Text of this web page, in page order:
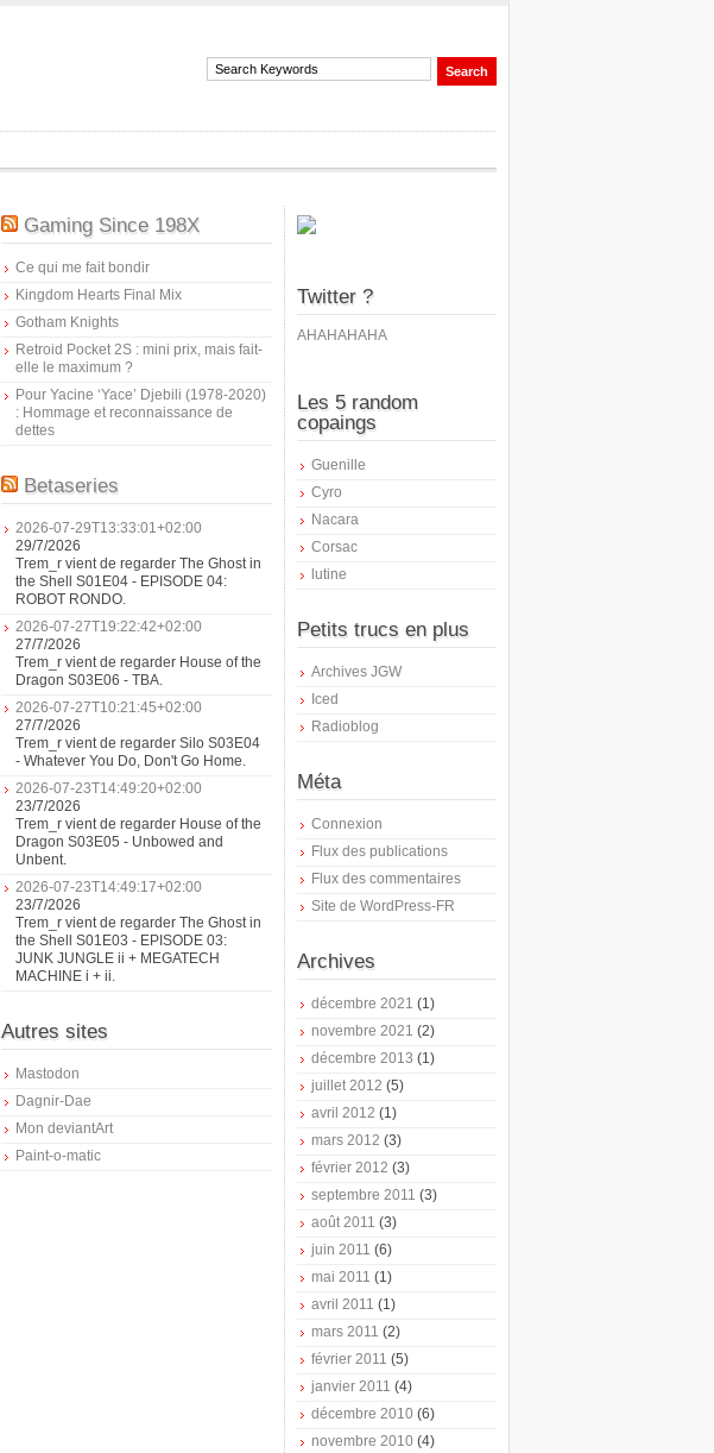
Gaming Since 198X
Ce qui me fait bondir
Kingdom Hearts Final Mix
Gotham Knights
Retroid Pocket 2S : mini prix, mais fait-
elle le maximum ?
Pour Yacine ‘Yace’ Djebili (1978-2020)
: Hommage et reconnaissance de
dettes
Betaseries
2026-07-29T13:33:01+02:00
29/7/2026
Trem_r vient de regarder The Ghost in
the Shell S01E04 - EPISODE 04:
ROBOT RONDO.
2026-07-27T19:22:42+02:00
27/7/2026
Trem_r vient de regarder House of the
Dragon S03E06 - TBA.
2026-07-27T10:21:45+02:00
27/7/2026
Trem_r vient de regarder Silo S03E04
- Whatever You Do, Don't Go Home.
2026-07-23T14:49:20+02:00
23/7/2026
Trem_r vient de regarder House of the
Dragon S03E05 - Unbowed and
Unbent.
2026-07-23T14:49:17+02:00
23/7/2026
Trem_r vient de regarder The Ghost in
the Shell S01E03 - EPISODE 03:
JUNK JUNGLE ii + MEGATECH
MACHINE i + ii.
Autres sites
Mastodon
Dagnir-Dae
Mon deviantArt
Paint-o-matic
Twitter ?
AHAHAHAHA
Les 5 random
copaings
Guenille
Cyro
Nacara
Corsac
lutine
Petits trucs en plus
Archives JGW
Iced
Radioblog
Méta
Connexion
Flux des publications
Flux des commentaires
Site de WordPress-FR
Archives
décembre 2021 (1)
novembre 2021 (2)
décembre 2013 (1)
juillet 2012 (5)
avril 2012 (1)
mars 2012 (3)
février 2012 (3)
septembre 2011 (3)
août 2011 (3)
juin 2011 (6)
mai 2011 (1)
avril 2011 (1)
mars 2011 (2)
février 2011 (5)
janvier 2011 (4)
décembre 2010 (6)
novembre 2010 (4)